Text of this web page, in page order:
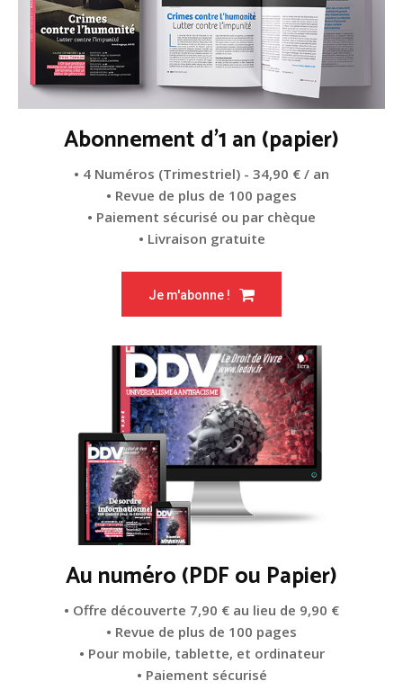
Abonnement d'1 an (papier)
• 4 Numéros (Trimestriel) - 34,90 € / an
• Revue de plus de 100 pages
• Paiement sécurisé ou par chèque
• Livraison gratuite
Je m'abonne !
Au numéro (PDF ou Papier)
• Offre découverte 7,90 € au lieu de 9,90 €
• Revue de plus de 100 pages
• Pour mobile, tablette, et ordinateur
• Paiement sécurisé